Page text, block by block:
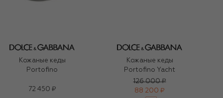
Кожаные кеды
Portofino
72 450 ₽
Кожаные кеды
Portofino Yacht
126 000 ₽
88 200 ₽